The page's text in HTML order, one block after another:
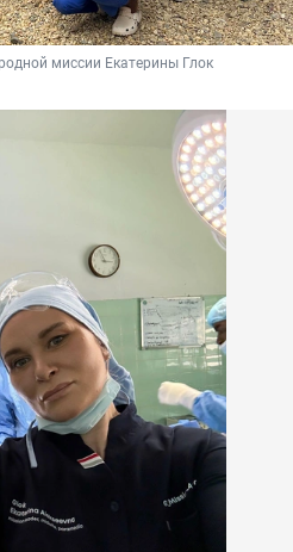
миссии Екатерины Глок